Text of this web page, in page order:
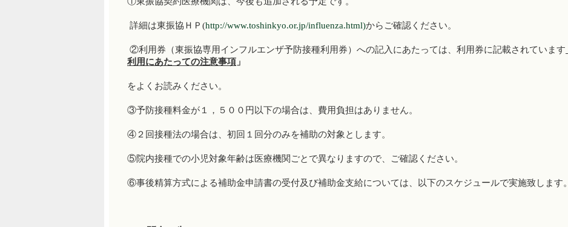
詳細は東振協ＨＰ(http://www.toshinkyo.or.jp/influenza.html)からご確認ください。
②利用券（東振協専用インフルエンザ予防接種利用券）への記入にあたっては、利用券に記載されています
利用にあたっての注意事項 」
をよくお読みください。
③予防接種料金が１，５００円以下の場合は、費用負担はありません。
④２回接種法の場合は、初回１回分のみを補助の対象とします。
⑤院内接種での小児対象年齢は医療機関ごとで異なりますので、ご確認ください。
⑥事後精算方式による補助金申請書の受付及び補助金支給については、以下のスケジュールで実施致します。